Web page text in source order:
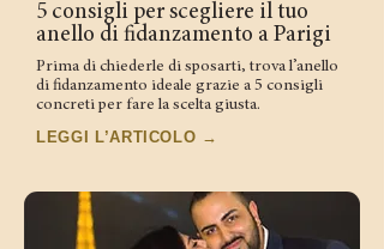
5 consigli per scegliere il tuo
anello di fidanzamento a Parigi
Prima di chiederle di sposarti, trova l’anello
di fidanzamento ideale grazie a 5 consigli
concreti per fare la scelta giusta.
LEGGI L’ARTICOLO →